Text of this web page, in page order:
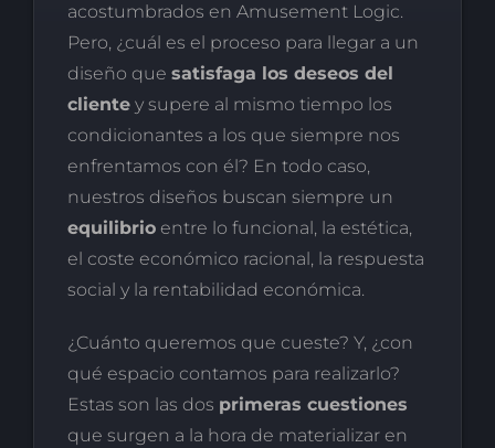
acostumbrados en Amusement Logic.
Pero, ¿cuál es el proceso para llegar a un
diseño que satisfaga los deseos del
clientey supere al mismo tiempo los
condicionantes a los que siempre nos
enfrentamos con él? En todo caso,
nuestros diseños buscan siempre un
equilibrioentre lo funcional, la estética,
el coste económico racional, la respuesta
social y la rentabilidad económica.
¿Cuánto queremos que cueste? Y, ¿con
qué espacio contamos para realizarlo?
Estas son las dos primeras cuestiones
que surgen a la hora de materializar en